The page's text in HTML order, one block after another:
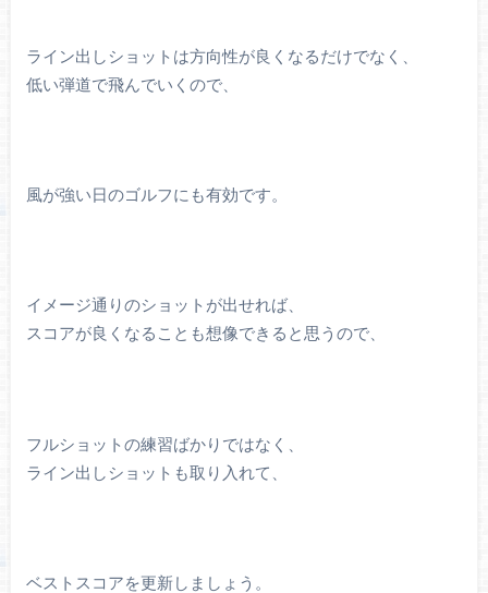
ライン出しショットは方向性が良くなるだけでなく、
低い弾道で飛んでいくので、
風が強い日のゴルフにも有効です。
イメージ通りのショットが出せれば、
スコアが良くなることも想像できると思うので、
フルショットの練習ばかりではなく、
ライン出しショットも取り入れて、
ベストスコアを更新しましょう。